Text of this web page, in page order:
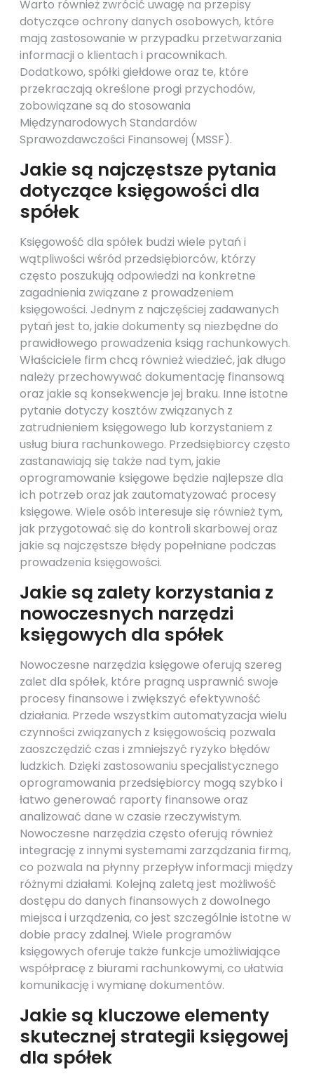
Warto również zwrócić uwagę na przepisy
dotyczące ochrony danych osobowych, które
mają zastosowanie w przypadku przetwarzania
informacji o klientach i pracownikach.
Dodatkowo, spółki giełdowe oraz te, które
przekraczają określone progi przychodów,
zobowiązane są do stosowania
Międzynarodowych Standardów
Sprawozdawczości Finansowej (MSSF).
Jakie są najczęstsze pytania
dotyczące księgowości dla
spółek
Księgowość dla spółek budzi wiele pytań i
wątpliwości wśród przedsiębiorców, którzy
często poszukują odpowiedzi na konkretne
zagadnienia związane z prowadzeniem
księgowości. Jednym z najczęściej zadawanych
pytań jest to, jakie dokumenty są niezbędne do
prawidłowego prowadzenia ksiąg rachunkowych.
Właściciele firm chcą również wiedzieć, jak długo
należy przechowywać dokumentację finansową
oraz jakie są konsekwencje jej braku. Inne istotne
pytanie dotyczy kosztów związanych z
zatrudnieniem księgowego lub korzystaniem z
usług biura rachunkowego. Przedsiębiorcy często
zastanawiają się także nad tym, jakie
oprogramowanie księgowe będzie najlepsze dla
ich potrzeb oraz jak zautomatyzować procesy
księgowe. Wiele osób interesuje się również tym,
jak przygotować się do kontroli skarbowej oraz
jakie są najczęstsze błędy popełniane podczas
prowadzenia księgowości.
Jakie są zalety korzystania z
nowoczesnych narzędzi
księgowych dla spółek
Nowoczesne narzędzia księgowe oferują szereg
zalet dla spółek, które pragną usprawnić swoje
procesy finansowe i zwiększyć efektywność
działania. Przede wszystkim automatyzacja wielu
czynności związanych z księgowością pozwala
zaoszczędzić czas i zmniejszyć ryzyko błędów
ludzkich. Dzięki zastosowaniu specjalistycznego
oprogramowania przedsiębiorcy mogą szybko i
łatwo generować raporty finansowe oraz
analizować dane w czasie rzeczywistym.
Nowoczesne narzędzia często oferują również
integrację z innymi systemami zarządzania firmą,
co pozwala na płynny przepływ informacji między
różnymi działami. Kolejną zaletą jest możliwość
dostępu do danych finansowych z dowolnego
miejsca i urządzenia, co jest szczególnie istotne w
dobie pracy zdalnej. Wiele programów
księgowych oferuje także funkcje umożliwiające
współpracę z biurami rachunkowymi, co ułatwia
komunikację i wymianę dokumentów.
Jakie są kluczowe elementy
skutecznej strategii księgowej
dla spółek